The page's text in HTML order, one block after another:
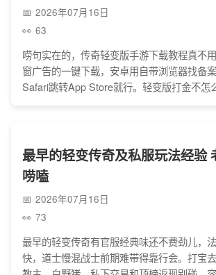
2026年07月16日
63
唠句实在的，传奇轻变版手游下载教程真不
窗广告的一键下载，安卓用自带浏览器找备
Safari跳转App Store就行。轻变版打金不怎
最早的轻变传奇及私服玩法经验
唠嗑
2026年07月16日
73
最早的轻变传奇有官服经典味还不费劲儿，
快，道士慢混战士前期难带得靠行会。打宝